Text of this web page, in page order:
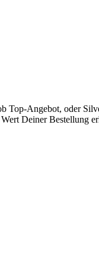
Top-Angebot, oder
Deiner Bestellung